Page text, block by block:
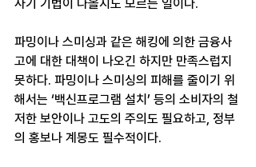
사기 기법이 나올지도 모르는 일이다.
파밍이나 스미싱과 같은 해킹에 의한 금융사
고에 대한 대책이 나오긴 하지만 만족스럽지
못하다. 파밍이나 스미싱의 피해를 줄이기 위
해서는 ‘백신프로그램 설치’ 등의 소비자의 철
저한 보안이나 고도의 주의도 필요하고, 정부
의 홍보나 계몽도 필수적이다.